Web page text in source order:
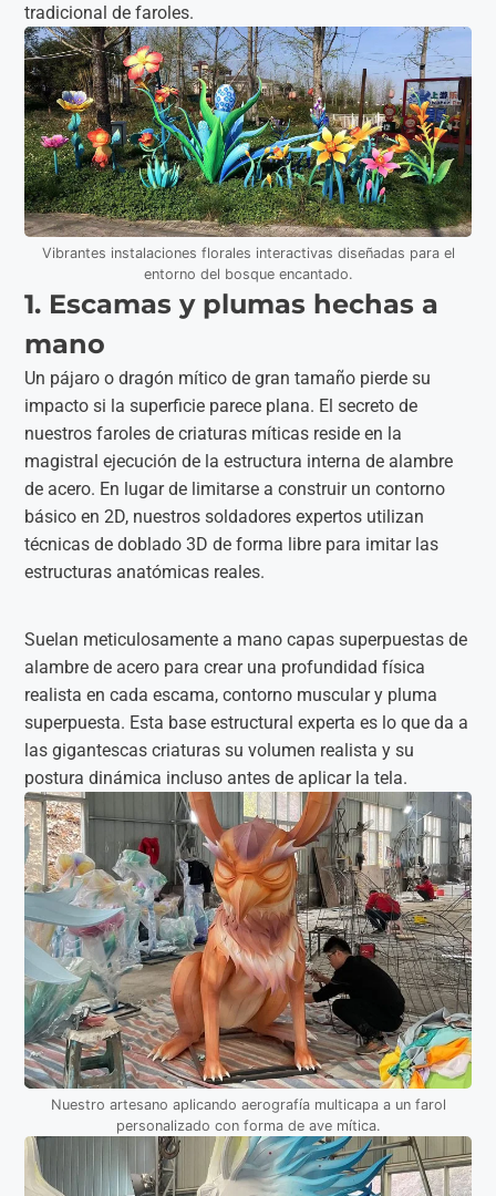
tradicional de faroles.
Vibrantes instalaciones florales interactivas diseñadas para el
entorno del bosque encantado.
1. Escamas y plumas hechas a
mano
Un pájaro o dragón mítico de gran tamaño pierde su
impacto si la superficie parece plana. El secreto de
nuestros faroles de criaturas míticas reside en la
magistral ejecución de la estructura interna de alambre
de acero. En lugar de limitarse a construir un contorno
básico en 2D, nuestros soldadores expertos utilizan
técnicas de doblado 3D de forma libre para imitar las
estructuras anatómicas reales.
Suelan meticulosamente a mano capas superpuestas de
alambre de acero para crear una profundidad física
realista en cada escama, contorno muscular y pluma
superpuesta. Esta base estructural experta es lo que da a
las gigantescas criaturas su volumen realista y su
postura dinámica incluso antes de aplicar la tela.
Nuestro artesano aplicando aerografía multicapa a un farol
personalizado con forma de ave mítica.